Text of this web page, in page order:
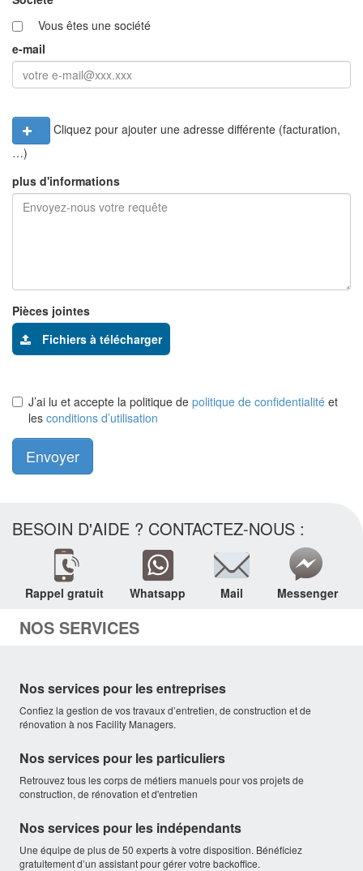
Vous êtes une société
e-mail
Cliquez pour ajouter une adresse différente (facturation,
…)
plus d'informations
Pièces jointes
Fichiers à télécharger
J’ai lu et accepte la politique de politique de confidentialité et
les conditions d’utilisation
Envoyer
BESOIN D'AIDE ? CONTACTEZ-NOUS :
Rappel gratuit Whatsapp Mail Messenger
NOS SERVICES
Nos services pour les entreprises
Confiez la gestion de vos travaux d’entretien, de construction et de
rénovation à nos Facility Managers.
Nos services pour les particuliers
Retrouvez tous les corps de métiers manuels pour vos projets de
construction, de rénovation et d'entretien
Nos services pour les indépendants
Une équipe de plus de 50 experts à votre disposition. Bénéficiez
gratuitement d’un assistant pour gérer votre backoffice.